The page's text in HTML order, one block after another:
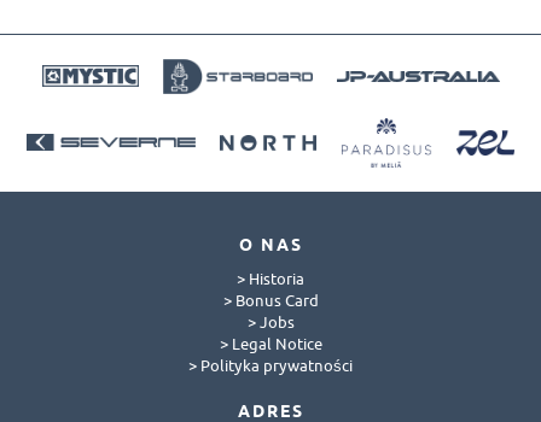
O NAS
> Historia
> Bonus Card
> Jobs
> Legal Notice
> Polityka prywatności
ADRES